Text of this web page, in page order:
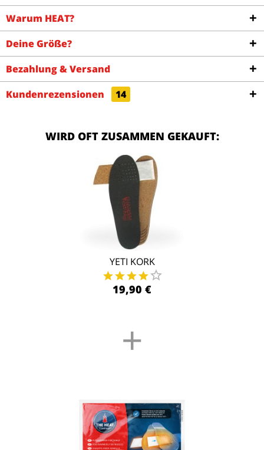
Warum HEAT?
Deine Größe?
Bezahlung & Versand
Kundenrezensionen
14
WIRD OFT ZUSAMMEN GEKAUFT:
YETI KORK
19,90 €
+